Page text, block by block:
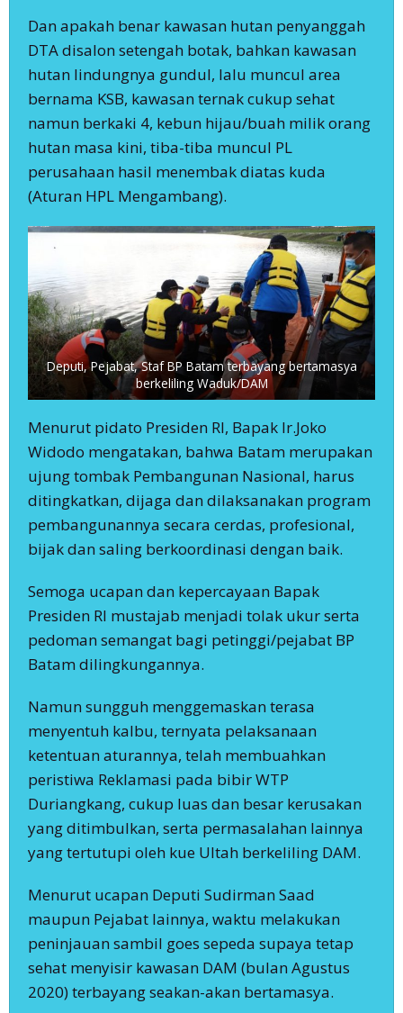
Dan apakah benar kawasan hutan penyanggah
DTA disalon setengah botak, bahkan kawasan
hutan lindungnya gundul, lalu muncul area
bernama KSB, kawasan ternak cukup sehat
namun berkaki 4, kebun hijau/buah milik orang
hutan masa kini, tiba-tiba muncul PL
perusahaan hasil menembak diatas kuda
(Aturan HPL Mengambang).
Deputi, Pejabat, Staf BP Batam terbayang bertamasya
berkeliling Waduk/DAM
Menurut pidato Presiden RI, Bapak Ir.Joko
Widodo mengatakan, bahwa Batam merupakan
ujung tombak Pembangunan Nasional, harus
ditingkatkan, dijaga dan dilaksanakan program
pembangunannya secara cerdas, profesional,
bijak dan saling berkoordinasi dengan baik.
Semoga ucapan dan kepercayaan Bapak
Presiden RI mustajab menjadi tolak ukur serta
pedoman semangat bagi petinggi/pejabat BP
Batam dilingkungannya.
Namun sungguh menggemaskan terasa
menyentuh kalbu, ternyata pelaksanaan
ketentuan aturannya, telah membuahkan
peristiwa Reklamasi pada bibir WTP
Duriangkang, cukup luas dan besar kerusakan
yang ditimbulkan, serta permasalahan lainnya
yang tertutupi oleh kue Ultah berkeliling DAM.
Menurut ucapan Deputi Sudirman Saad
maupun Pejabat lainnya, waktu melakukan
peninjauan sambil goes sepeda supaya tetap
sehat menyisir kawasan DAM (bulan Agustus
2020) terbayang seakan-akan bertamasya.